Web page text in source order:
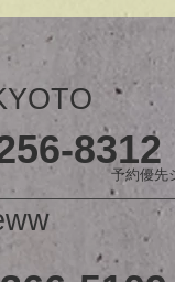
。
相談
せ。...
予約優先
8312